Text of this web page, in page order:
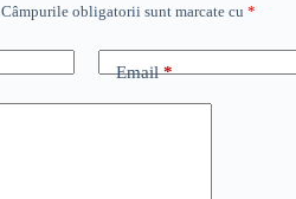
Câmpurile obligatorii sunt marcate cu *
Email*